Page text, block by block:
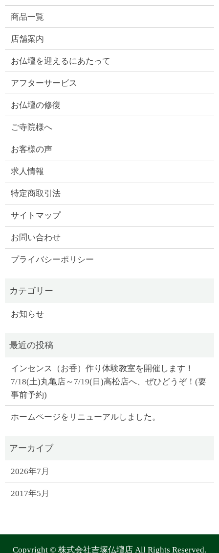
商品一覧
店舗案内
お仏壇を迎えるにあたって
アフターサービス
お仏壇の修復
ご寺院様へ
お客様の声
求人情報
特定商取引法
サイトマップ
お問い合わせ
プライバシーポリシー
お知らせ
インセンス（お香）作り体験教室を開催します！
7/18(土)丸亀店～7/19(日)高松店へ、ぜひどうぞ！(要
事前予約)
ホームページをリニューアルしました。
2026年7月
2017年5月
Copyright © 株式会社吉塚仏壇店 All Rights Reserved.